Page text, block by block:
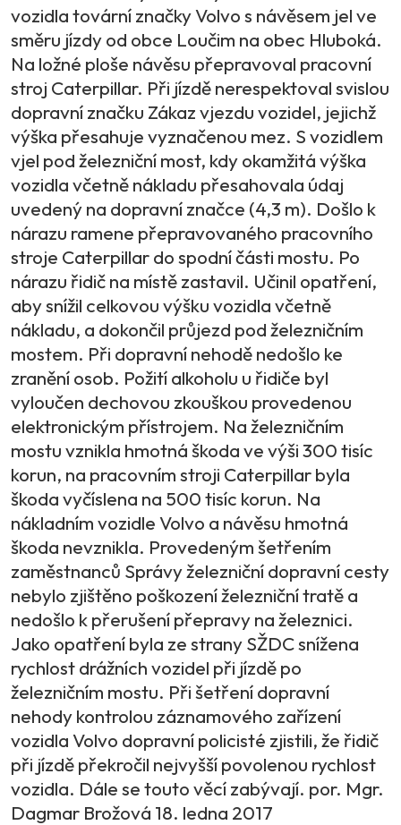
vozidla tovární značky Volvo s návěsem jel ve
směru jízdy od obce Loučim na obec Hluboká.
Na ložné ploše návěsu přepravoval pracovní
stroj Caterpillar. Při jízdě nerespektoval svislou
dopravní značku Zákaz vjezdu vozidel, jejichž
výška přesahuje vyznačenou mez. S vozidlem
vjel pod železniční most, kdy okamžitá výška
vozidla včetně nákladu přesahovala údaj
uvedený na dopravní značce (4,3 m). Došlo k
nárazu ramene přepravovaného pracovního
stroje Caterpillar do spodní části mostu. Po
nárazu řidič na místě zastavil. Učinil opatření,
aby snížil celkovou výšku vozidla včetně
nákladu, a dokončil průjezd pod železničním
mostem. Při dopravní nehodě nedošlo ke
zranění osob. Požití alkoholu u řidiče byl
vyloučen dechovou zkouškou provedenou
elektronickým přístrojem. Na železničním
mostu vznikla hmotná škoda ve výši 300 tisíc
korun, na pracovním stroji Caterpillar byla
škoda vyčíslena na 500 tisíc korun. Na
nákladním vozidle Volvo a návěsu hmotná
škoda nevznikla. Provedeným šetřením
zaměstnanců Správy železniční dopravní cesty
nebylo zjištěno poškození železniční tratě a
nedošlo k přerušení přepravy na železnici.
Jako opatření byla ze strany SŽDC snížena
rychlost drážních vozidel při jízdě po
železničním mostu. Při šetření dopravní
nehody kontrolou záznamového zařízení
vozidla Volvo dopravní policisté zjistili, že řidič
při jízdě překročil nejvyšší povolenou rychlost
vozidla. Dále se touto věcí zabývají. por. Mgr.
Dagmar Brožová 18. ledna 2017